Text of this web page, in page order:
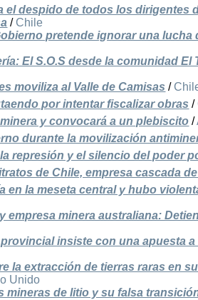
el despido de todos los dirigentes
/ Chile
pretende ignorar una lucha
El S.O.S desde la comunidad El
moviliza al Valle de Camisas /
por intentar fiscalizar obras /
y convocará a un plebiscito /
durante la movilización
represión y el silencio del poder
de Chile, empresa cascada
en la meseta central y hubo
minera australiana:
insiste con una apuesta a
la extracción de tierras raras en
Unido
mineras de litio y su falsa